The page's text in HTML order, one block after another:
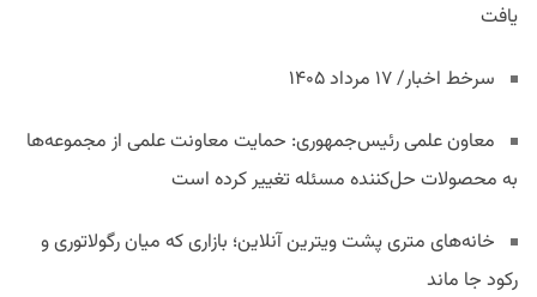
یافت
سرخط اخبار/ ۱۷ مرداد ۱۴۰۵
معاون علمی رئیس‌جمهوری: حمایت معاونت علمی از مجموعه‌ها
به محصولات حل‌کننده مسئله تغییر کرده است
خانه‌های متری پشت ویترین آنلاین؛ بازاری که میان رگولاتوری و
رکود جا ماند